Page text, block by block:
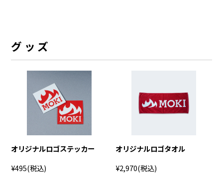
グッズ
オリジナルロゴステッカー
¥495(税込)
オリジナルロゴタオル
¥2,970(税込)